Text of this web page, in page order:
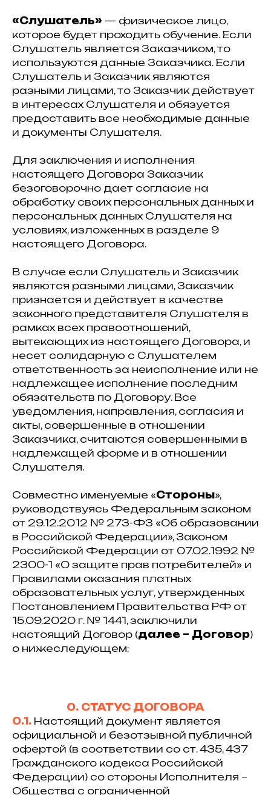
«Слушатель» — физическое лицо,
которое будет проходить обучение. Если
Слушатель является Заказчиком, то
используются данные Заказчика. Если
Слушатель и Заказчик являются
разными лицами, то Заказчик действует
в интересах Слушателя и обязуется
предоставить все необходимые данные
и документы Слушателя.
Для заключения и исполнения
настоящего Договора Заказчик
безоговорочно дает согласие на
обработку своих персональных данных и
персональных данных Слушателя на
условиях, изложенных в разделе 9
настоящего Договора.
В случае если Слушатель и Заказчик
являются разными лицами, Заказчик
признается и действует в качестве
законного представителя Слушателя в
рамках всех правоотношений,
вытекающих из настоящего Договора, и
несет солидарную с Слушателем
ответственность за неисполнение или не
надлежащее исполнение последним
обязательств по Договору. Все
уведомления, направления, согласия и
акты, совершенные в отношении
Заказчика, считаются совершенными в
надлежащей форме и в отношении
Слушателя.
Совместно именуемые «Стороны»,
руководствуясь Федеральным законом
от 29.12.2012 № 273-ФЗ «Об образовании
в Российской Федерации», Законом
Российской Федерации от 07.02.1992 №
2300-1 «О защите прав потребителей» и
Правилами оказания платных
образовательных услуг, утвержденных
Постановлением Правительства РФ от
15.09.2020 г. № 1441, заключили
настоящий Договор (далее – Договор)
о нижеследующем:
0. СТАТУС ДОГОВОРА
0.1. Настоящий документ является
официальной и безотзывной публичной
офертой (в соответствии со ст. 435, 437
Гражданского кодекса Российской
Федерации) со стороны Исполнителя –
Общества с ограниченной